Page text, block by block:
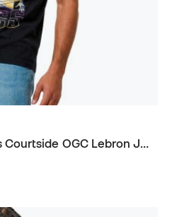
T-Shirt Los Angeles Lakers Courtside OGC Lebron James